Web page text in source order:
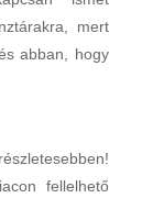
mert
abban, hogy
fellelhető